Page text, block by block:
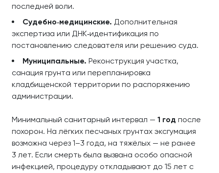
последней воли.
Судебно‑медицинские. Дополнительная
экспертиза или ДНК‑идентификация по
постановлению следователя или решению суда.
Муниципальные. Реконструкция участка,
санация грунта или перепланировка
кладбищенской территории по распоряжению
администрации.
Минимальный санитарный интервал — 1 год после
похорон. На лёгких песчаных грунтах эксгумация
возможна через 1–3 года, на тяжёлых — не ранее
3 лет. Если смерть была вызвана особо опасной
инфекцией, процедуру откладывают до 15 лет с